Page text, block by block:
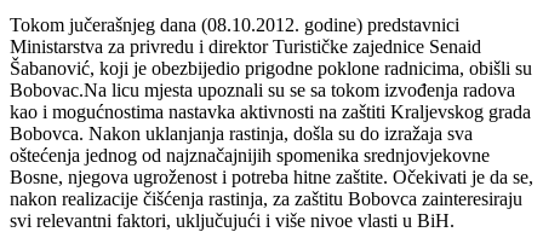
Tokom jučerašnjeg dana (08.10.2012. godine) predstavnici
Ministarstva za privredu i direktor Turističke zajednice Senaid
Šabanović, koji je obezbijedio prigodne poklone radnicima, obišli su
Bobovac.Na licu mjesta upoznali su se sa tokom izvođenja radova
kao i mogućnostima nastavka aktivnosti na zaštiti Kraljevskog grada
Bobovca. Nakon uklanjanja rastinja, došla su do izražaja sva
oštećenja jednog od najznačajnijih spomenika srednjovjekovne
Bosne, njegova ugroženost i potreba hitne zaštite. Očekivati je da se,
nakon realizacije čišćenja rastinja, za zaštitu Bobovca zainteresiraju
svi relevantni faktori, uključujući i više nivoe vlasti u BiH.